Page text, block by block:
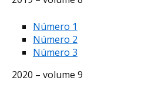
Número 1
Número 2
Número 3
2020 – volume 9